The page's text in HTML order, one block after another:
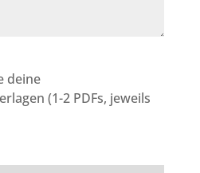
deine
(1-2 PDFs, jeweils